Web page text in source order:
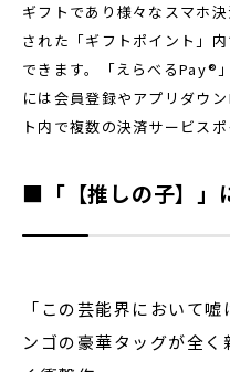
ギフトであり様々なスマホ
された「ギフトポイント」
できます。「えらべるPay®
には会員登録やアプリダウ
ト内で複数の決済サービス
■「【推しの子】」
「この芸能界において
ンゴの豪華タッグが全